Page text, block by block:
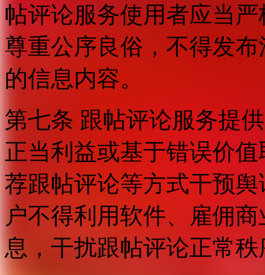
帖评论服务使用者应当
尊重公序良俗，不得发
的信息内容。
第七条 跟帖评论服务提
正当利益或基于错误价
荐跟帖评论等方式干预
户不得利用软件、雇佣
息，干扰跟帖评论正常